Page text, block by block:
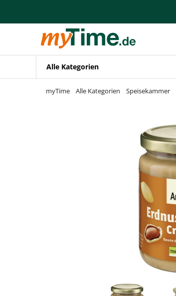
Zur Navigation springen
Zur Suche springen
Alle Kategorien
myTime Alle Kategorien Speisekammer